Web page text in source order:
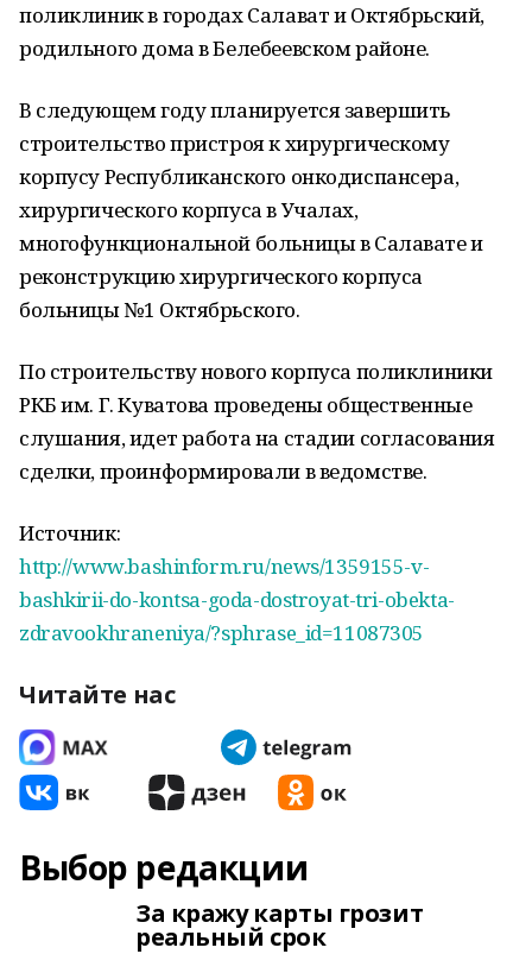
поликлиник в городах Салават и Октябрьский,
родильного дома в Белебеевском районе.
В следующем году планируется завершить
строительство пристроя к хирургическому
корпусу Республиканского онкодиспансера,
хирургического корпуса в Учалах,
многофункциональной больницы в Салавате и
реконструкцию хирургического корпуса
больницы №1 Октябрьского.
По строительству нового корпуса поликлиники
РКБ им. Г. Куватова проведены общественные
слушания, идет работа на стадии согласования
сделки, проинформировали в ведомстве.
Источник:
http://www.bashinform.ru/news/1359155-v-
bashkirii-do-kontsa-goda-dostroyat-tri-obekta-
zdravookhraneniya/?sphrase_id=11087305
Читайте нас
Выбор редакции
За кражу карты грозит
реальный срок